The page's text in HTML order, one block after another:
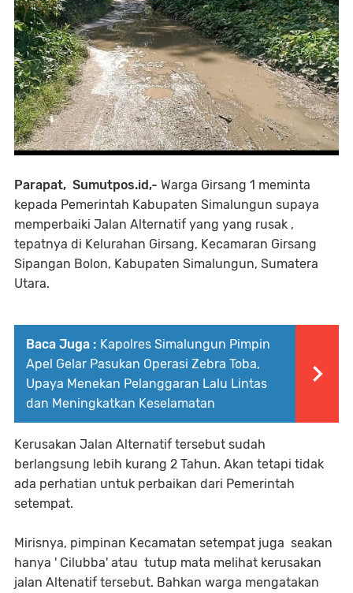
Parapat, Sumutpos.id,- Warga Girsang 1 meminta
kepada Pemerintah Kabupaten Simalungun supaya
memperbaiki Jalan Alternatif yang yang rusak ,
tepatnya di Kelurahan Girsang, Kecamaran Girsang
Sipangan Bolon, Kabupaten Simalungun, Sumatera
Utara.
Baca Juga : Kapolres Simalungun Pimpin
Apel Gelar Pasukan Operasi Zebra Toba,
Upaya Menekan Pelanggaran Lalu Lintas
dan Meningkatkan Keselamatan
Kerusakan Jalan Alternatif tersebut sudah
berlangsung lebih kurang 2 Tahun. Akan tetapi tidak
ada perhatian untuk perbaikan dari Pemerintah
setempat.
Mirisnya, pimpinan Kecamatan setempat juga seakan
hanya ' Cilubba' atau tutup mata melihat kerusakan
jalan Altenatif tersebut. Bahkan warga mengatakan